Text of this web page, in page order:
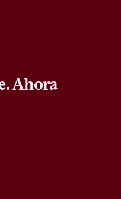
Ahora